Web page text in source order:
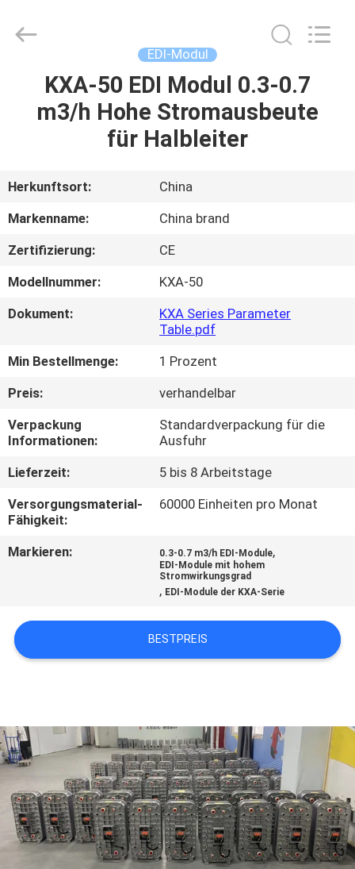
HAUS
PRODUKTE
ÜBER
UNS
FABRIK-
AUSFLUG
QUALITÄTSKONTROLLE
TRETEN
SIE
MIT
UNS
IN
VERBINDUNG
FORDERN
SIE EIN
SITEMAP
PRIVACY
POLICY
EDI-Modul
KXA-50 EDI Modul 0.3-0.7
m3/h Hohe Stromausbeute
für Halbleiter
Herkunftsort:
China
Markenname:
China brand
Zertifizierung:
CE
Modellnummer:
KXA-50
Dokument:
KXA Series Parameter
Table.pdf
Min Bestellmenge:
1 Prozent
Preis:
verhandelbar
Verpackung
Informationen:
Standardverpackung für die
Ausfuhr
Lieferzeit:
5 bis 8 Arbeitstage
Versorgungsmaterial-
Fähigkeit:
60000 Einheiten pro Monat
Markieren: 0.3-0.7 m3/h EDI-Module,
EDI-Module mit hohem
Stromwirkungsgrad
, EDI-Module der KXA-Serie
BESTPREIS